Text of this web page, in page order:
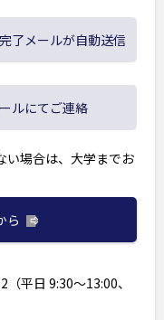
了メールが自動送信
ルにてご連絡
い場合は、大学までお
ら
平日 9:30～13:00、